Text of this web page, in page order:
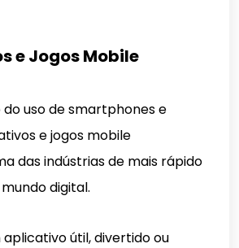
e Jogos Mobile
uso de smartphones e
e jogos mobile
das indústrias de mais rápido
digital.
útil, divertido ou